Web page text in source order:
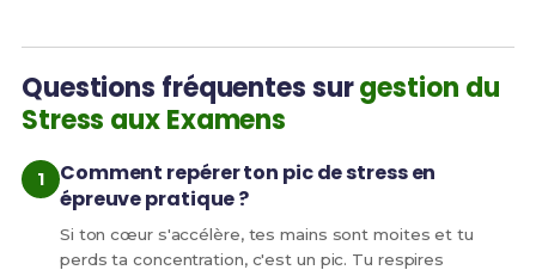
Questions fréquentes surgestion du
Stress aux Examens
Comment repérer ton pic de stress en
épreuve pratique ?
Si ton cœur s'accélère, tes mains sont moites et tu
perds ta concentration, c'est un pic. Tu respires